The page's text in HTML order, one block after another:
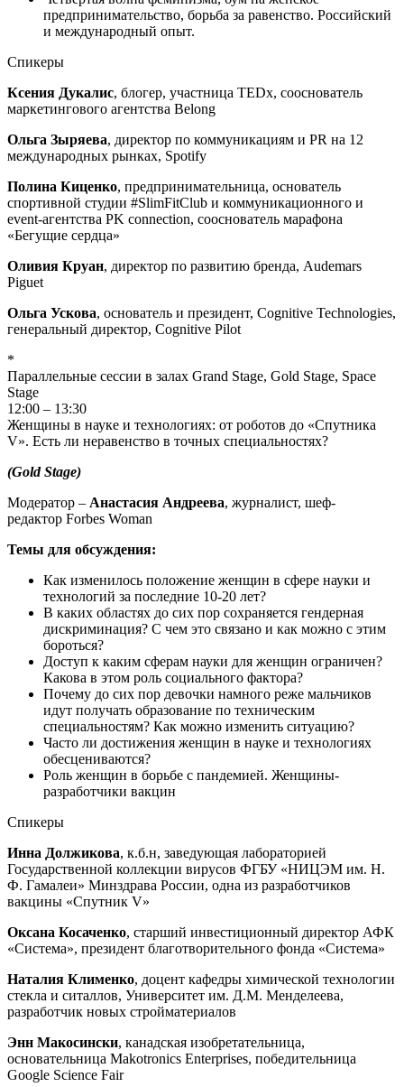
предпринимательство, борьба за равенство. Российский
и международный опыт.
Спикеры
Ксения Дукалис, блогер, участница TEDx, сооснователь
маркетингового агентства Belong
Ольга Зыряева, директор по коммуникациям и PR на 12
международных рынках, Spotify
Полина Киценко, предпринимательница, основатель
спортивной студии #SlimFitClub и коммуникационного и
event-агентства PK connection, сооснователь марафона
«Бегущие сердца»
Оливия Круан, директор по развитию бренда, Audemars
Piguet
Ольга Ускова, основатель и президент, Cognitive Technologies,
генеральный директор, Cognitive Pilot
*
Параллельные сессии в залах Grand Stage, Gold Stage, Space
Stage
12:00 – 13:30
Женщины в науке и технологиях: от роботов до «Спутника
V». Есть ли неравенство в точных специальностях?
(Gold Stage)
Модератор – Анастасия Андреева, журналист, шеф-
редактор Forbes Woman
Темы для обсуждения:
Как изменилось положение женщин в сфере науки и
технологий за последние 10-20 лет?
В каких областях до сих пор сохраняется гендерная
дискриминация? С чем это связано и как можно с этим
бороться?
Доступ к каким сферам науки для женщин ограничен?
Какова в этом роль социального фактора?
Почему до сих пор девочки намного реже мальчиков
идут получать образование по техническим
специальностям? Как можно изменить ситуацию?
Часто ли достижения женщин в науке и технологиях
обесцениваются?
Роль женщин в борьбе с пандемией. Женщины-
разработчики вакцин
Спикеры
Инна Должикова, к.б.н, заведующая лабораторией
Государственной коллекции вирусов ФГБУ «НИЦЭМ им. Н.
Ф. Гамалеи» Минздрава России, одна из разработчиков
вакцины «Спутник V»
Оксана Косаченко, старший инвестиционный директор АФК
«Система», президент благотворительного фонда «Система»
Наталия Клименко, доцент кафедры химической технологии
стекла и ситаллов, Университет им. Д.М. Менделеева,
разработчик новых стройматериалов
Энн Макосински, канадская изобретательница,
основательница Makotronics Enterprises, победительница
Google Science Fair